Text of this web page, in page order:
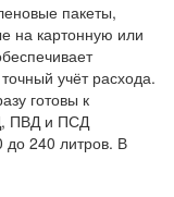
пакеты,
на картонную или
учёт расхода.
готовы к
ПВД и ПСД
240 литров. В